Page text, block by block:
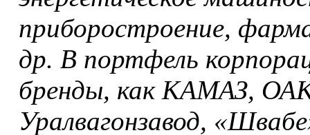
приборостроение,
др. В портфель
бренды, как КАМАЗ,
Уралвагонзавод,